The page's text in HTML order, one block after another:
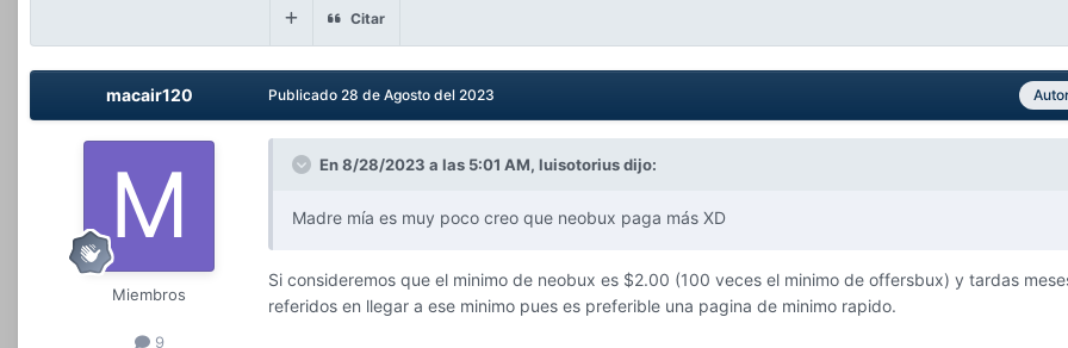
Citar
macair120
Miembros
9
Publicado 28 de Agosto del 2023
En 8/28/2023 a las 5:01 AM, luisotoriusdijo:
Madre mía es muy poco creo que neobux paga más XD
Si consideremos que el minimo de neobux es $2.00 (100 veces el minimo de offersbux) y tardas
referidos en llegar a ese minimo pues es preferible una pagina de minimo rapido.